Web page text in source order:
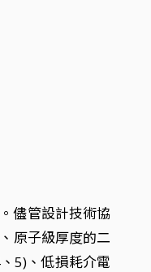
儘管設計技術協
原子級厚度的二
5)、低損耗介電